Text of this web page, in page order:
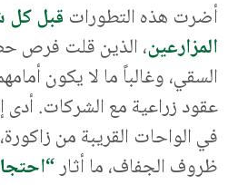
أضرت هذه التطورات قبل كل
المزارعين، الذين قلت فرص
السقي، وغالباً ما لا يكون
عقود زراعية مع الشركات. أدى
في الواحات القريبة من
ظروف الجفاف، ما أثار